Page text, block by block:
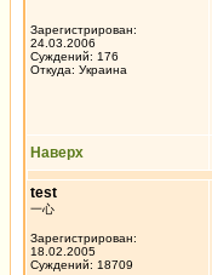
Зарегистрирован:
24.03.2006
Суждений: 176
Откуда: Украина
Наверх
test
一心
Зарегистрирован:
18.02.2005
Суждений: 18709